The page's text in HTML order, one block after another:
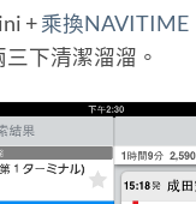
+乘換NAVITIME
下清潔溜溜。